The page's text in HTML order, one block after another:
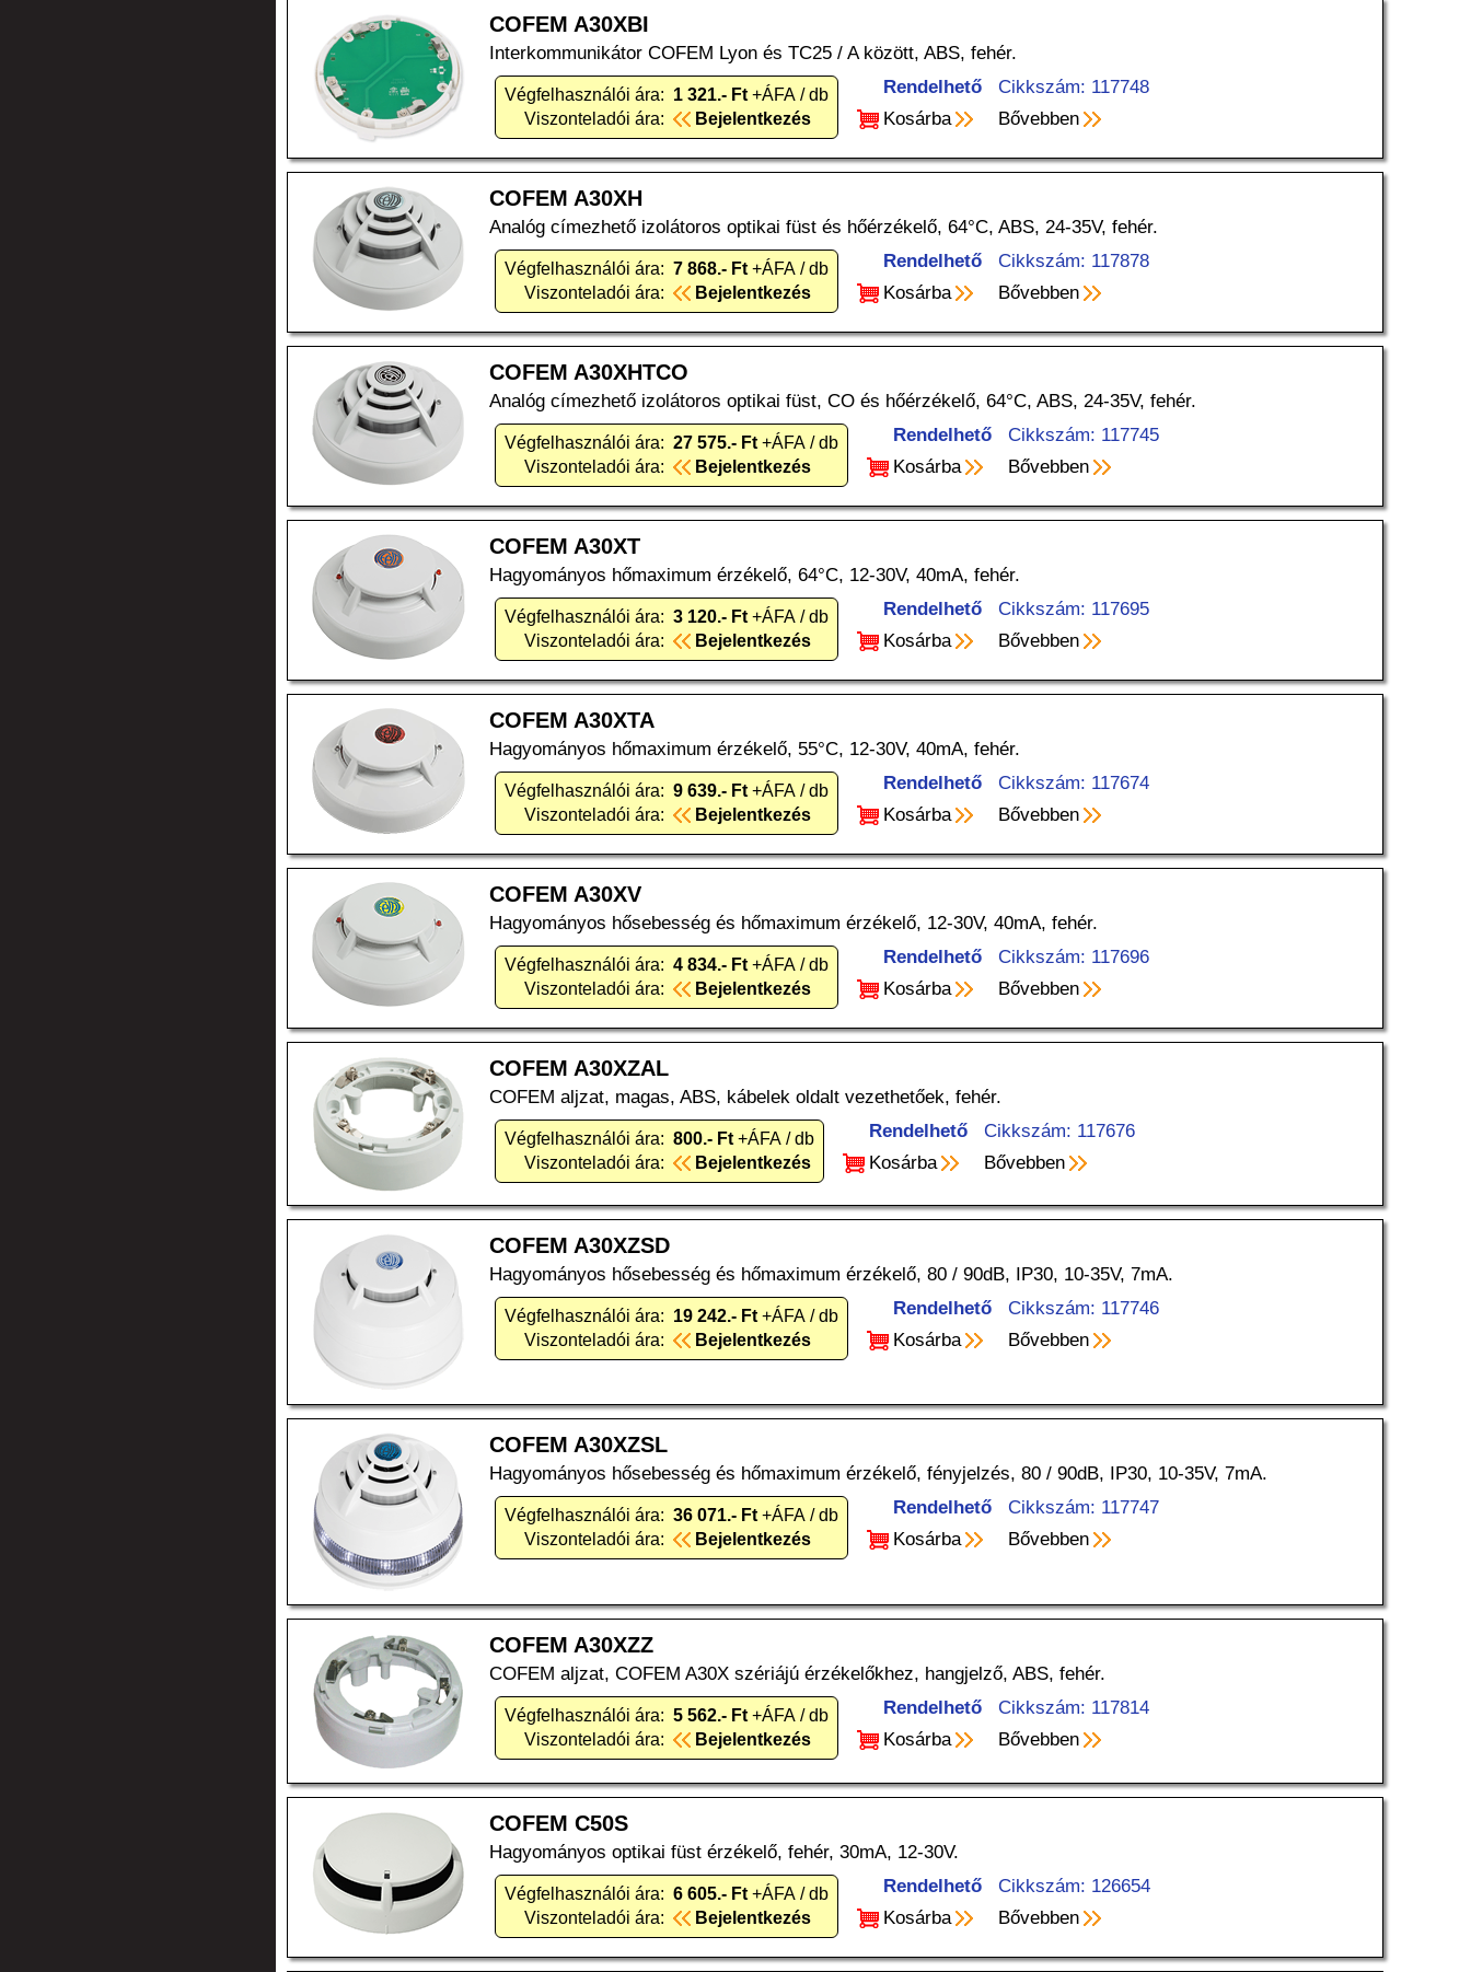
COFEM A30XBI
Interkommunikátor COFEM Lyon és TC25 / A között, ABS, fehér.
Végfelhasználói ára: 1 321.- Ft +ÁFA / db
Viszonteladói ára:
Bejelentkezés
Rendelhető
Cikkszám: 117748
Kosárba
Bővebben
COFEM A30XH
Analóg címezhető izolátoros optikai füst és hőérzékelő, 64°C, ABS, 24-35V, fehér.
Végfelhasználói ára: 7 868.- Ft +ÁFA / db
Viszonteladói ára:
Bejelentkezés
Rendelhető
Cikkszám: 117878
Kosárba
Bővebben
COFEM A30XHTCO
Analóg címezhető izolátoros optikai füst, CO és hőérzékelő, 64°C, ABS, 24-35V, fehér.
Végfelhasználói ára: 27 575.- Ft +ÁFA / db
Viszonteladói ára:
Bejelentkezés
Rendelhető
Cikkszám: 117745
Kosárba
Bővebben
COFEM A30XT
Hagyományos hőmaximum érzékelő, 64°C, 12-30V, 40mA, fehér.
Végfelhasználói ára: 3 120.- Ft +ÁFA / db
Viszonteladói ára:
Bejelentkezés
Rendelhető
Cikkszám: 117695
Kosárba
Bővebben
COFEM A30XTA
Hagyományos hőmaximum érzékelő, 55°C, 12-30V, 40mA, fehér.
Végfelhasználói ára: 9 639.- Ft +ÁFA / db
Viszonteladói ára:
Bejelentkezés
Rendelhető
Cikkszám: 117674
Kosárba
Bővebben
COFEM A30XV
Hagyományos hősebesség és hőmaximum érzékelő, 12-30V, 40mA, fehér.
Végfelhasználói ára: 4 834.- Ft +ÁFA / db
Viszonteladói ára:
Bejelentkezés
Rendelhető
Cikkszám: 117696
Kosárba
Bővebben
COFEM A30XZAL
COFEM aljzat, magas, ABS, kábelek oldalt vezethetőek, fehér.
Végfelhasználói ára: 800.- Ft +ÁFA / db
Viszonteladói ára:
Bejelentkezés
Rendelhető
Cikkszám: 117676
Kosárba
Bővebben
COFEM A30XZSD
Hagyományos hősebesség és hőmaximum érzékelő, 80 / 90dB, IP30, 10-35V, 7mA.
Végfelhasználói ára: 19 242.- Ft +ÁFA / db
Viszonteladói ára:
Bejelentkezés
Rendelhető
Cikkszám: 117746
Kosárba
Bővebben
COFEM A30XZSL
Hagyományos hősebesség és hőmaximum érzékelő, fényjelzés, 80 / 90dB, IP30, 10-35V, 7mA.
Végfelhasználói ára: 36 071.- Ft +ÁFA / db
Viszonteladói ára:
Bejelentkezés
Rendelhető
Cikkszám: 117747
Kosárba
Bővebben
COFEM A30XZZ
COFEM aljzat, COFEM A30X szériájú érzékelőkhez, hangjelző, ABS, fehér.
Végfelhasználói ára: 5 562.- Ft +ÁFA / db
Viszonteladói ára:
Bejelentkezés
Rendelhető
Cikkszám: 117814
Kosárba
Bővebben
COFEM C50S
Hagyományos optikai füst érzékelő, fehér, 30mA, 12-30V.
Végfelhasználói ára: 6 605.- Ft +ÁFA / db
Viszonteladói ára:
Bejelentkezés
Rendelhető
Cikkszám: 126654
Kosárba
Bővebben